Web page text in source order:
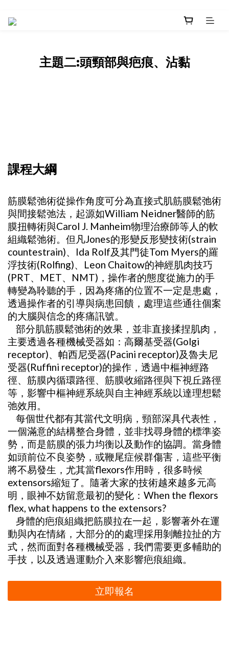
主題二:頭頸部與疤痕、沾黏
課程大綱
筋膜鬆弛術從操作角度可分為直接式肌筋膜鬆弛術
與間接鬆弛法，起源如William Neidner醫師的筋
膜扭轉術與Carol J. Manheim物理治療師等人的軟
組織鬆弛術。但凡Jones的形變反形變技術(strain
countestrain)、Ida Rolf及其門徒Tom Myers的羅
浮技術(Rolfing)、Leon Chaitow的神經肌肉技巧
(PRT、MET、NMT)，操作者的態度從施力的手
轉變為聆聽的手，因為疼痛的位置不一定是患處，
透過操作者的引導與病患回饋，處理這些通往個案
的大腦與信念的疼痛訊號。
部分肌筋膜鬆弛術的效果，並非直接揉捏肌肉，
主要透過各種機械受器如：高爾基受器(Golgi
receptor)、帕西尼受器(Pacini receptor)及魯夫尼
受器(Ruffini receptor)的操作，透過中樞神經路
徑、筋膜內循環路徑、筋膜收縮路徑與下視丘路徑
等，影響中樞神經系統與自主神經系統以達理想鬆
弛效用。
每個世代都有其當代文明病，頸部深具代表性，
一個滿意的結構整合身體，並非找尋身體的標準姿
勢，而是筋膜的張力均衡以及動作的協調。當身體
如頭前位不良姿勢，或鞭尾症候群傷害，這些平衡
將不易發生，尤其當flexors作用時，很多時候
extensors縮短了。隨著大家的技術越來越多元高
明，眼神不妨留意最初的變化：When the flexors
flex, what happens to the extensors?
身體的疤痕組織把筋膜拉在一起，影響著外在運
動與內在情緒，大部分的的處理採用剝離拉扯的方
式，然而面對各種機械受器，我們需要更多輔助的
手技，以及透過運動介入來影響疤痕組織。
立即報名